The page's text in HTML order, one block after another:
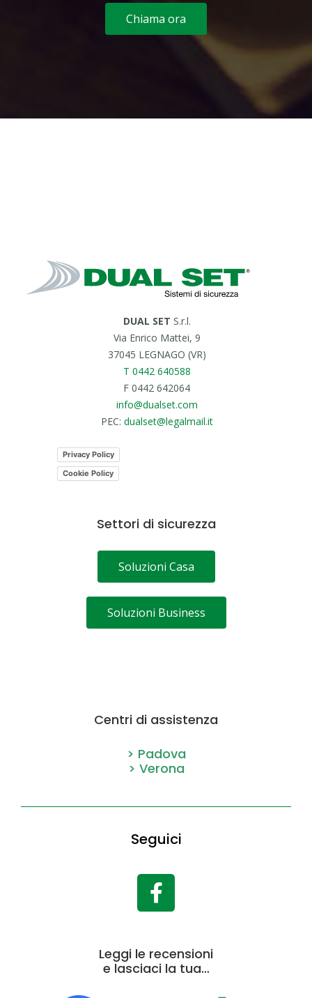
Chiama ora
DUAL SET S.r.l.
Via Enrico Mattei, 9
37045 LEGNAGO (VR)
T 0442 640588
F 0442 642064
info@dualset.com
PEC: dualset@legalmail.it
Privacy Policy
Cookie Policy
Settori di sicurezza
Soluzioni Casa
Soluzioni Business
Centri di assistenza
> Padova
> Verona
Seguici
Leggi le recensioni
e lasciaci la tua…